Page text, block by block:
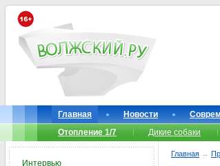
Главная Новости
Отопление 1/7
Дикие собаки
Главная →
Интервью